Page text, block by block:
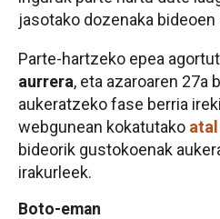
jasotako dozenaka bideoen
Parte-hartzeko epea
aurrera, eta azaroaren 27a
aukeratzeko fase berria
webgunean kokatutako
bideorik gustokoenak
irakurleek.
Boto-eman